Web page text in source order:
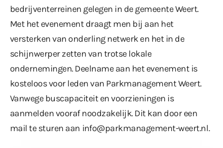
bedrijventerreinen gelegen in de gemeente Weert.
Met het evenement draagt men bij aan het
versterken van onderling netwerk en het in de
schijnwerper zetten van trotse lokale
ondernemingen. Deelname aan het evenement is
kosteloos voor leden van Parkmanagement Weert.
Vanwege buscapaciteit en voorzieningen is
aanmelden vooraf noodzakelijk. Dit kan door een
mail te sturen aan info@parkmanagement-weert.nl.